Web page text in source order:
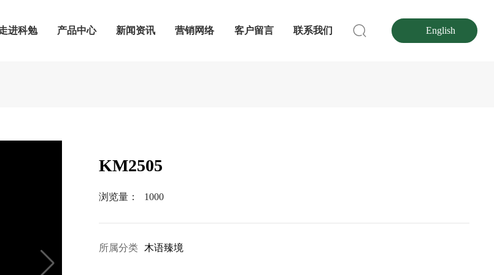
进科勉 产品中心 新闻资讯 营销网络 客户留言 联系我们 English
KM2505
浏览量： 1000
所属分类 木语臻境